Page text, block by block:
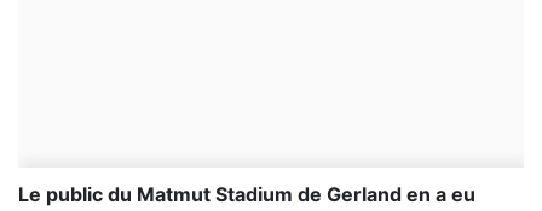
Le public du Matmut Stadium de Gerland en a eu